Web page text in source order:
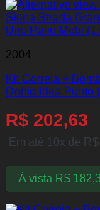
2004
Kit Correia +
Doblo Idea Punto
R$ 202,63
Em até 10x de R$
À vista R$